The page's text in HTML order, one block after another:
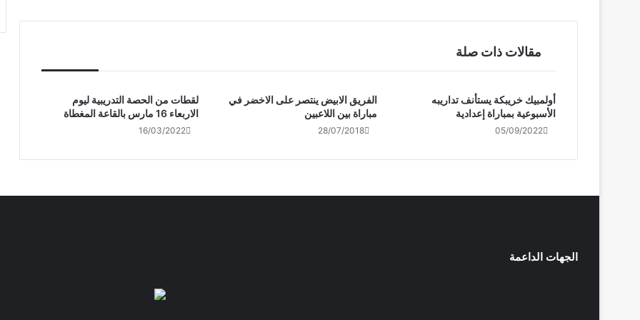
مقالات ذات صلة
لقطات من الحصة التدريبية ليوم
الاربعاء 16 مارس بالقاعة المغطاة
16/03/2022
الفريق الابيض ينتصر على الاخضر في
مباراة بين اللاعبين
28/07/2018
أولمبيك خريبكة يستأنف تداريبه
الأسبوعية بمباراة إعدادية
05/09/2022
الجهات الداعمة